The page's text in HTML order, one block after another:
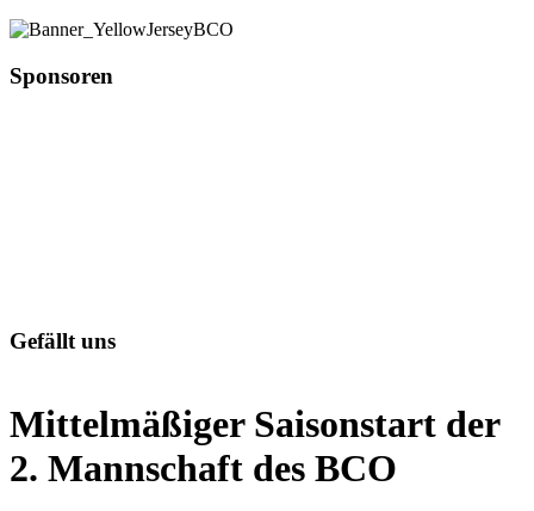
Sponsoren
Gefällt uns
Mittelmäßiger Saisonstart der
2. Mannschaft des BCO